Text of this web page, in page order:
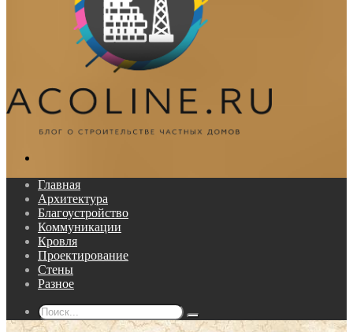
Главная
Архитектура
Благоустройство
Коммуникации
Кровля
Проектирование
Стены
Разное
Поиск...